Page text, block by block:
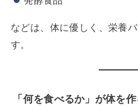
などは、体に優しく、栄養
す。
「何を食べるか」が体を作